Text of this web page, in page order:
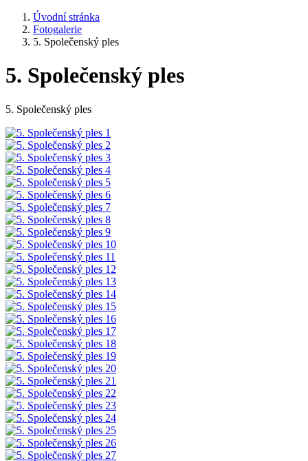
Úvodní stránka
Fotogalerie
5. Společenský ples
5. Společenský ples
5. Společenský ples